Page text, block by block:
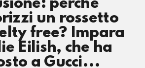
perché
un rossetto
free? Impara
Eilish, che ha
a Gucci...